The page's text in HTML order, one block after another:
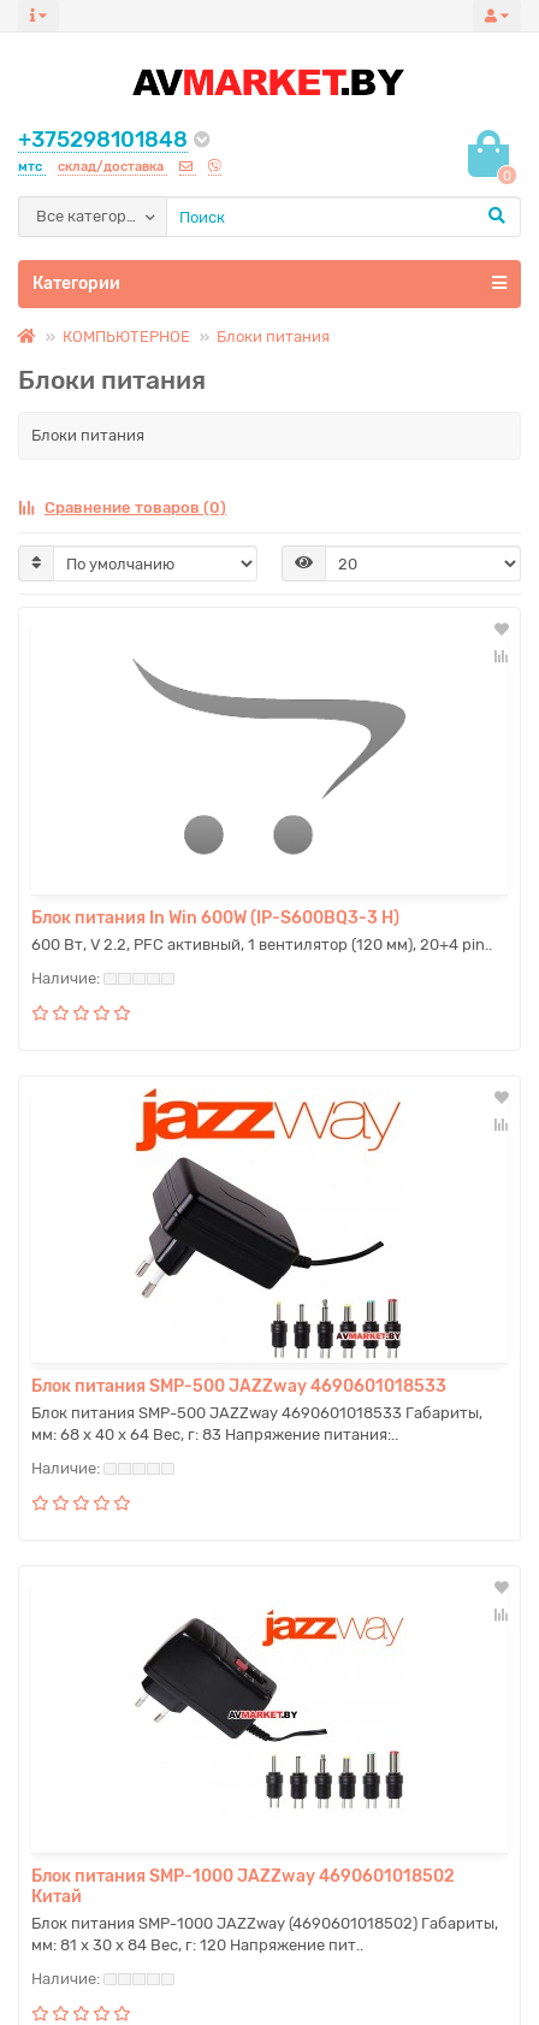
+375298101848
мтс склад/доставка
0
Все категории
Категории
КОМПЬЮТЕРНОЕ Блоки питания
Блоки питания
Блоки питания
Сравнение товаров (0)
Блок питания In Win 600W (IP-S600BQ3-3 H)
600 Вт, V 2.2, PFC активный, 1 вентилятор (120 мм), 20+4 pin..
Блок питания SMP-500 JAZZway 4690601018533
Блок питания SMP-500 JAZZway 4690601018533 Габариты,
мм: 68 х 40 х 64 Вес, г: 83 Напряжение питания:..
Блок питания SMP-1000 JAZZway 4690601018502
Китай
Блок питания SMP-1000 JAZZway (4690601018502) Габариты,
мм: 81 х 30 х 84 Вес, г: 120 Напряжение пит..